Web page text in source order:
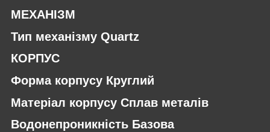
МЕХАНІЗМ
Тип механізму Quartz
КОРПУС
Форма корпусу Круглий
Матеріал корпусу Сплав металів
Водонепроникність Базова